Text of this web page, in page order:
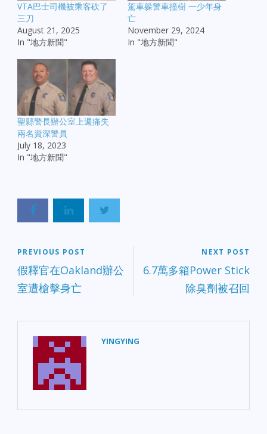
VTA巴士司機被乘客砍了
三刀
August 21, 2025
In "地方新聞"
駕車躲警車撞樹 一少年身
亡
November 29, 2024
In "地方新聞"
聖縣警長辦公室上週痛失
兩名資深警員
July 18, 2023
In "地方新聞"
PREVIOUS POST
假釋官在Oakland辦公
室遭槍擊身亡
NEXT POST
6.7萬多箱Power Stick
除臭劑被召回
YINGYING